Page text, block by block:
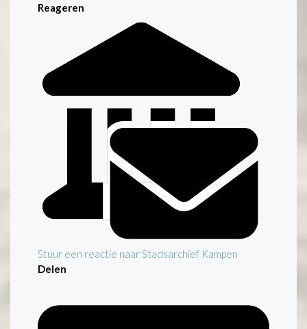
Reageren
Stuur een reactie naar Stadsarchief Kampen
Delen